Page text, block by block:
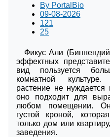
By PortalBio
09-08-2026
121
25
Фикус Али
эффектных
вид пользуется
комнатной
растение не
оно подходит для
любом помещении.
густой кроной,
только дом или
заведения.